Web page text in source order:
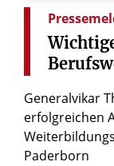
Generalvikar
erfolgreichen
Paderborn